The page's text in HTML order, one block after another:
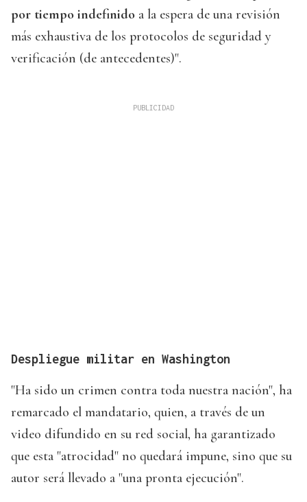
por tiempo indefinido a la espera de una revisión
más exhaustiva de los protocolos de seguridad y
verificación (de antecedentes)".
Despliegue militar en Washington
"Ha sido un crimen contra toda nuestra nación", ha
remarcado el mandatario, quien, a través de un
video difundido en su red social, ha garantizado
que esta "atrocidad" no quedará impune, sino que su
autor será llevado a "una pronta ejecución".